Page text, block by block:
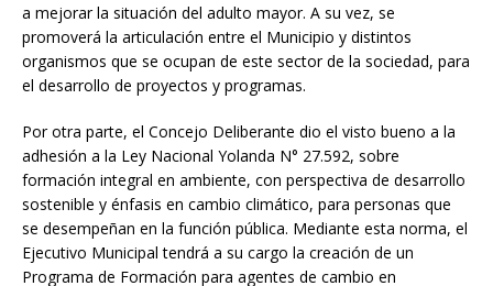
a mejorar la situación del adulto mayor. A su vez, se
promoverá la articulación entre el Municipio y distintos
organismos que se ocupan de este sector de la sociedad, para
el desarrollo de proyectos y programas.
Por otra parte, el Concejo Deliberante dio el visto bueno a la
adhesión a la Ley Nacional Yolanda N° 27.592, sobre
formación integral en ambiente, con perspectiva de desarrollo
sostenible y énfasis en cambio climático, para personas que
se desempeñan en la función pública. Mediante esta norma, el
Ejecutivo Municipal tendrá a su cargo la creación de un
Programa de Formación para agentes de cambio en